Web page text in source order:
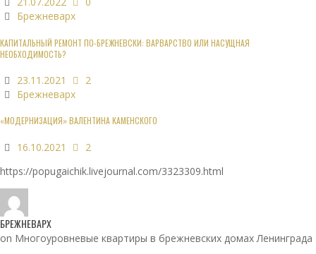
Брежневарх
КАПИТАЛЬНЫЙ РЕМОНТ ПО-БРЕЖНЕВСКИ: ВАРВАРСТВО ИЛИ НАСУЩНАЯ
НЕОБХОДИМОСТЬ?
23.11.2021
2
Брежневарх
«МОДЕРНИЗАЦИЯ» ВАЛЕНТИНА КАМЕНСКОГО
16.10.2021
2
https://popugaichik.livejournal.com/3323309.html
БРЕЖНЕВАРХ
on Многоуровневые квартиры в брежневских домах Ленинграда